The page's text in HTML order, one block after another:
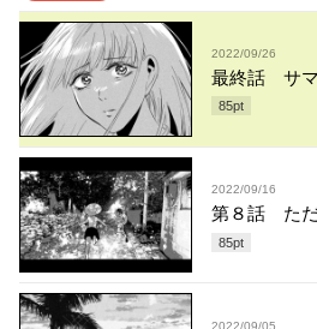
2022/09/26
最終話 サ
85pt
2022/09/16
第８話 た
85pt
2022/09/05